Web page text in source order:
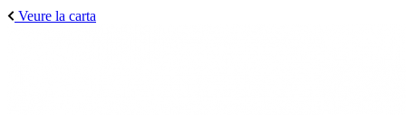
Veure la carta